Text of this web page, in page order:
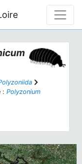
: Polyzonium